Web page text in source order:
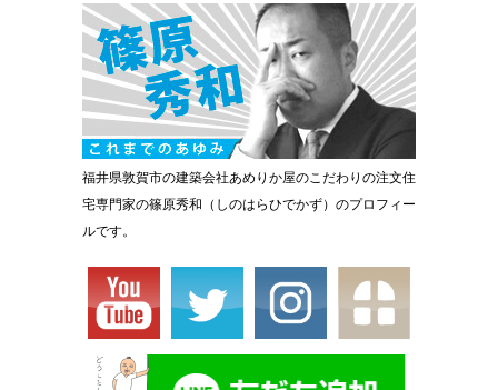
福井県敦賀市の建築会社あめりか屋のこだわりの注文住
宅専門家の篠原秀和（しのはらひでかず）のプロフィー
ルです。